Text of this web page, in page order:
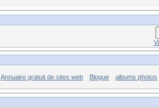
Annuaire gratuit de sites web Blogue albums photos